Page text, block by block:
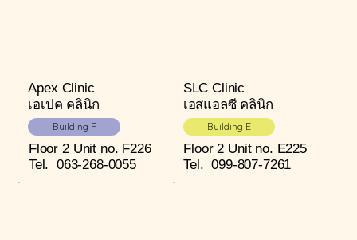
Apex Clinic
เอเปค คลินิก
Building F
Floor 2 Unit no. F226
Tel. 063-268-0055
SLC Clinic
เอสแอลซี คลินิก
Building E
Floor 2 Unit no. E225
Tel. 099-807-7261